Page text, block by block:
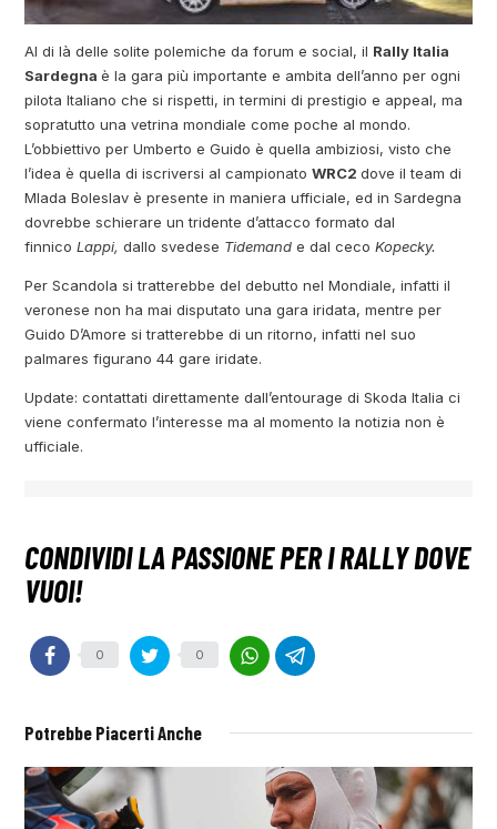
Al di là delle solite polemiche da forum e social, il Rally Italia
Sardegnaè la gara più importante e ambita dell’anno per ogni
pilota Italiano che si rispetti, in termini di prestigio e appeal, ma
sopratutto una vetrina mondiale come poche al mondo.
L’obbiettivo per Umberto e Guido è quella ambiziosi, visto che
l’idea è quella di iscriversi al campionatoWRC2dove il team di
Mlada Boleslav è presente in maniera ufficiale, ed in Sardegna
dovrebbe schierare un tridente d’attacco formato dal
finnicoLappi,dallo svedese Tidemande dal cecoKopecky.
Per Scandola si tratterebbe del debutto nel Mondiale, infatti il
veronese non ha mai disputato una gara iridata, mentre per
Guido D’Amore si tratterebbe di un ritorno, infatti nel suo
palmares figurano 44 gare iridate.
Update: contattati direttamente dall’entourage di Skoda Italia ci
viene confermato l’interesse ma al momento la notizia non è
ufficiale.
0 0
Potrebbe Piacerti Anche